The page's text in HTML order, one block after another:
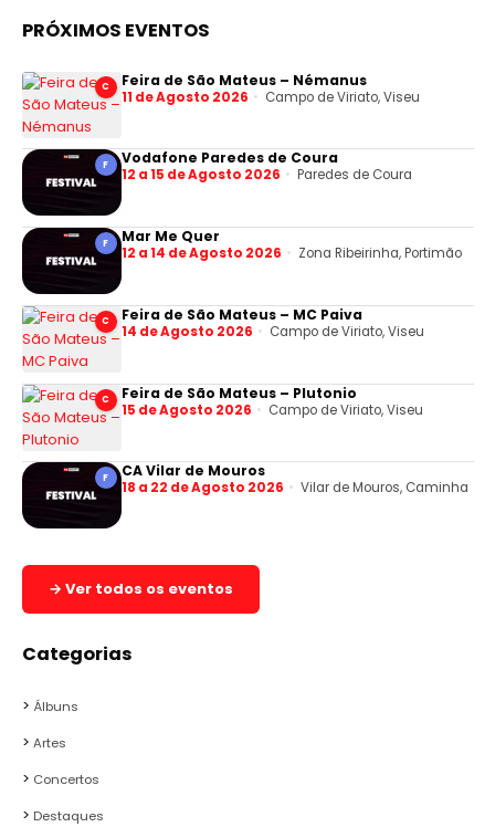
PRÓXIMOS EVENTOS
C Feira de São Mateus – Némanus
11 de Agosto 2026 Campo de Viriato, Viseu
F Vodafone Paredes de Coura
12 a 15 de Agosto 2026 Paredes de Coura
F Mar Me Quer
12 a 14 de Agosto 2026 Zona Ribeirinha, Portimão
C Feira de São Mateus – MC Paiva
14 de Agosto 2026 Campo de Viriato, Viseu
C Feira de São Mateus – Plutonio
15 de Agosto 2026 Campo de Viriato, Viseu
F CA Vilar de Mouros
18 a 22 de Agosto 2026 Vilar de Mouros, Caminha
→ Ver todos os eventos
Categorias
Álbuns
Artes
Concertos
Destaques